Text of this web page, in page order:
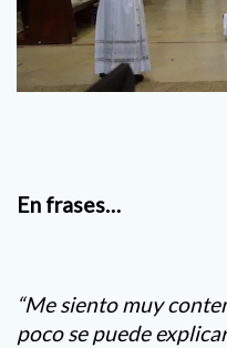
En frases…
“Me siento muy
poco se puede